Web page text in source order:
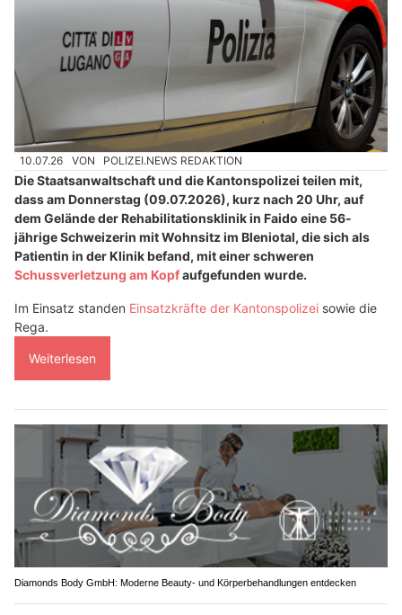
10.07.26 VON POLIZEI.NEWS REDAKTION
Die Staatsanwaltschaft und die Kantonspolizei teilen mit,
dass am Donnerstag (09.07.2026), kurz nach 20 Uhr, auf
dem Gelände der Rehabilitationsklinik in Faido eine 56-
jährige Schweizerin mit Wohnsitz im Bleniotal, die sich als
Patientin in der Klinik befand, mit einer schweren
Schussverletzung am Kopfaufgefunden wurde.
Im Einsatz standen Einsatzkräfte der Kantonspolizei sowie die
Rega.
Weiterlesen
Diamonds Body GmbH: Moderne Beauty- und Körperbehandlungen entdecken